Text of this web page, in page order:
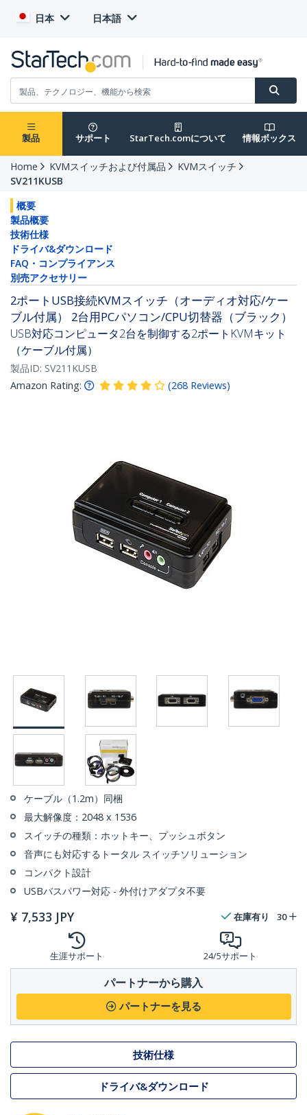
日本 日本語
製品 サポート StarTech.comについて 情報ボックス
Home KVMスイッチおよび付属品
KVMスイッチ
SV211KUSB
概要
製品概要
技術仕様
ドライバ&ダウンロード
FAQ・コンプライアンス
別売アクセサリー
2ポートUSB接続KVMスイッチ（オーディオ対応/ケー
ブル付属） 2台用PCパソコン/CPU切替器（ブラック）
USB対応コンピュータ2台を制御する2ポートKVMキット
（ケーブル付属）
製品ID: SV211KUSB
Amazon Rating:
(268 Reviews)
ケーブル（1.2m）同梱
最大解像度：2048 x 1536
スイッチの種類：ホットキー、プッシュボタン
音声にも対応するトータル スイッチソリューション
コンパクト設計
USBバスパワー対応 - 外付けアダプタ不要
¥ 7,533 JPY 在庫有り 30
生涯サポート 24/5サポート
パートナーから購入
パートナーを見る
技術仕様
ドライバ&ダウンロード